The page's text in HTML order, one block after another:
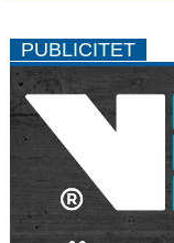
PUBLICITET